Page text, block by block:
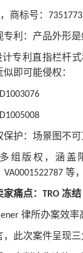
，商标号： 7351773
专利：产品外形
专利直指栏杆
即可能侵权：
D1003076
D1005008
保护：场景图不
组版权，涵盖
VA0001522787 等
痛点： TRO 冻结
律所办案效率
，此次案件呈现三